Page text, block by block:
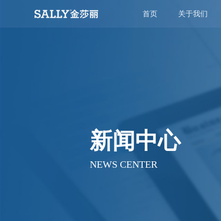
首页 关于我们
新闻中心
NEWS CENTER